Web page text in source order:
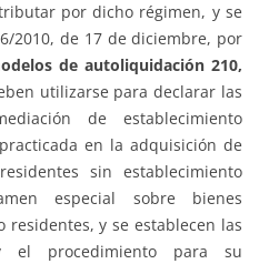
por dicho régimen, y se
2010, de 17 de diciembre, por
de autoliquidación 210,
utilizarse para declarar las
de establecimiento
en la adquisición de
sin establecimiento
especial sobre bienes
y se establecen las
el procedimiento para su